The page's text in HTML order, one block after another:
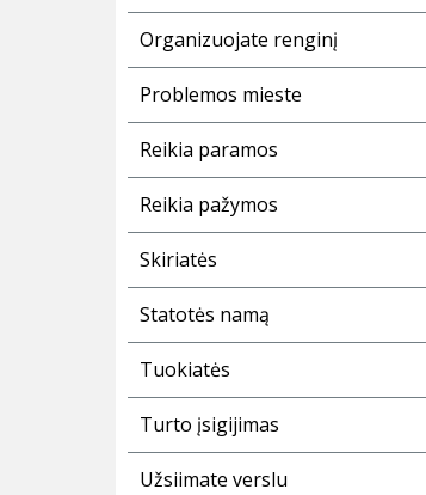
Organizuojate renginį
Problemos mieste
Reikia paramos
Reikia pažymos
Skiriatės
Statotės namą
Tuokiatės
Turto įsigijimas
Užsiimate verslu